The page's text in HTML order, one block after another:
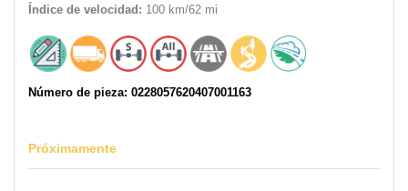
Índice de velocidad: 100 km/62 mi
Número de pieza: 0228057620407001163
Próximamente